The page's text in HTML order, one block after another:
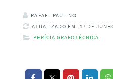
RAFAEL PAULINO
ATUALIZADO EM: 17 DE
PERÍCIA GRAFOTÉCNICA